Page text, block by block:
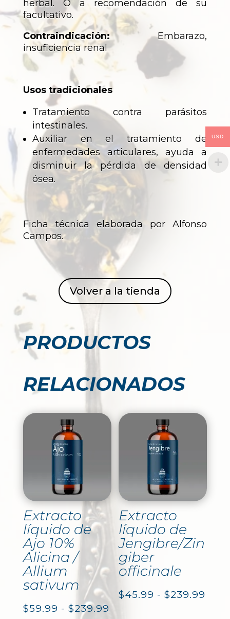
herbal. O a recomendación de su
facultativo.
Contraindicación:Embarazo,
insuficiencia renal
Usos tradicionales
Tratamiento contra parásitos
intestinales.
Auxiliar en el tratamiento de
enfermedades articulares, ayuda a
disminuir la pérdida de densidad
ósea.
Ficha técnica elaborada por Alfonso
Campos.
Volver a la tienda
PRODUCTOS
RELACIONADOS
Extracto
líquido de
Ajo 10%
Alicina /
Allium
sativum
$59.99 - $239.99
Extracto
líquido de
Jengibre/Zin
giber
officinale
$45.99 - $239.99
USD